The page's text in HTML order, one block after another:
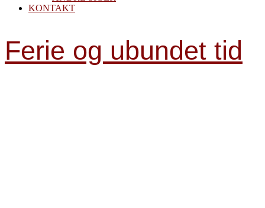
KONTAKT
Ferie og ubundet tid